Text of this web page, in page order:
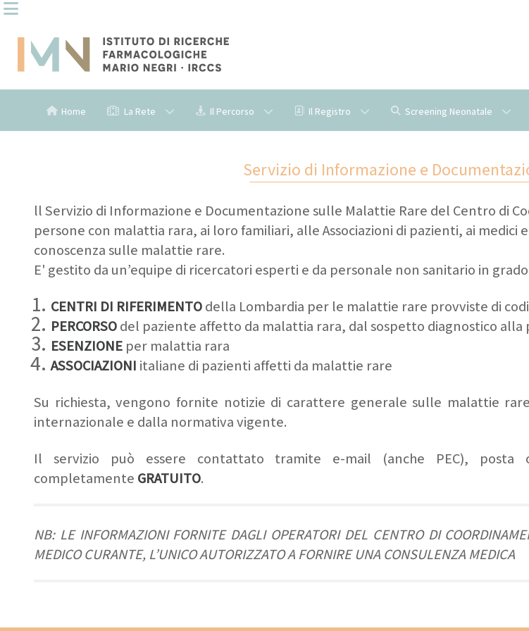
Home La Rete Il Percorso Il Registro Screening Neonatale
Servizio di Informazione e
ll Servizio di Informazione e Documentazione sulle Malattie Rare del Centro di
persone con malattia rara, ai loro familiari, alle Associazioni di pazienti, ai
conoscenza sulle malattie rare.
E' gestito da un’equipe di ricercatori esperti e da personale non sanitario in
CENTRI DI RIFERIMENTOdella Lombardia per le malattie rare provviste di
PERCORSOdel paziente affetto da malattia rara, dal sospetto diagnostico
ESENZIONE per malattia rara
ASSOCIAZIONI italiane di pazienti affetti da malattie rare
Su richiesta, vengono fornite notizie di carattere generale sulle malattie
internazionale e dalla normativa vigente.
Il servizio può essere contattato tramite e-mail (anche PEC),
completamente GRATUITO.
NB: LE INFORMAZIONI FORNITE DAGLI OPERATORI DEL CENTRO DI
MEDICO CURANTE, L’UNICO AUTORIZZATO A FORNIRE UNA CONSULENZA MEDICA